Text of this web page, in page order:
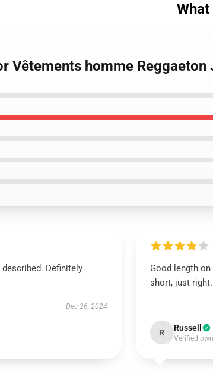
Vêtements homme Reggaeton
Definitely
Dec 26, 2024
Good length
short, just right.
R Russell
Verified